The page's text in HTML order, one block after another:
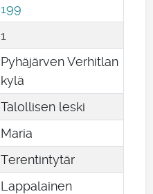
199
1
Pyhäjärven Verhitlan
kylä
Talollisen leski
Maria
Terentintytär
Lappalainen